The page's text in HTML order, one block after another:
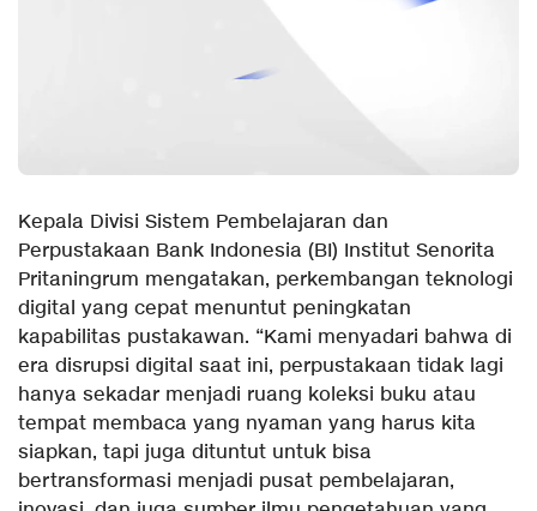
Kepala Divisi Sistem Pembelajaran dan
Perpustakaan Bank Indonesia (BI) Institut Senorita
Pritaningrum mengatakan, perkembangan teknologi
digital yang cepat menuntut peningkatan
kapabilitas pustakawan. “Kami menyadari bahwa di
era disrupsi digital saat ini, perpustakaan tidak lagi
hanya sekadar menjadi ruang koleksi buku atau
tempat membaca yang nyaman yang harus kita
siapkan, tapi juga dituntut untuk bisa
bertransformasi menjadi pusat pembelajaran,